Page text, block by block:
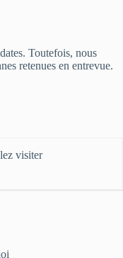
Toutefois, nous
retenues en entrevue.
visiter